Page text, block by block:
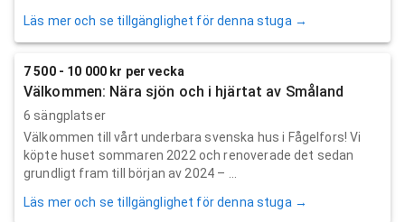
Läs mer och se tillgänglighet för denna stuga →
7 500 - 10 000 kr per vecka
Välkommen: Nära sjön och i hjärtat av Småland
6 sängplatser
Välkommen till vårt underbara svenska hus i Fågelfors! Vi
köpte huset sommaren 2022 och renoverade det sedan
grundligt fram till början av 2024 – ...
Läs mer och se tillgänglighet för denna stuga →